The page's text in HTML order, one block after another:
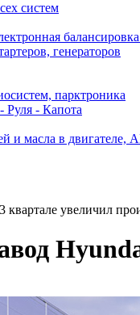
систем
балансировка
генераторов
парктроника
- Капота
и масла в двигателе,
квартале увеличил